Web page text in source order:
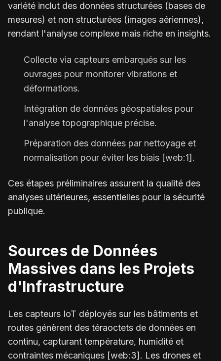
variété inclut des données structurées (bases de
mesures) et non structurées (images aériennes),
rendant l'analyse complexe mais riche en insights.
Collecte via capteurs embarqués sur les
ouvrages pour monitorer vibrations et
déformations.
Intégration de données géospatiales pour
l'analyse topographique précise.
Préparation des données par nettoyage et
normalisation pour éviter les biais [web:1].
Ces étapes préliminaires assurent la qualité des
analyses ultérieures, essentielles pour la sécurité
publique.
Sources de Données
Massives dans les Projets
d'Infrastructure
Les capteurs IoT déployés sur les bâtiments et
routes génèrent des téraoctets de données en
continu, capturant température, humidité et
contraintes mécaniques [web:3]. Les drones et